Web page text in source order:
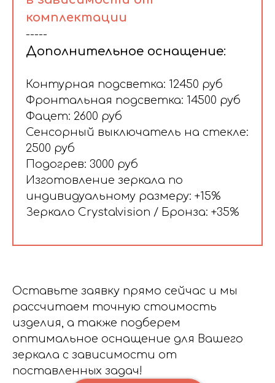
комплектации
-----
Дополнительное оснащение:
Контурная подсветка: 12450 руб
Фронтальная подсветка: 14500 руб
Фацет: 2600 руб
Сенсорный выключатель на стекле:
2500 руб
Подогрев: 3000 руб
Изготовление зеркала по
индивидуальному размеру: +15%
Зеркало Crystalvision / Бронза: +35%
Оставьте заявку прямо сейчас и мы
рассчитаем точную стоимость
изделия, а также подберем
оптимальное оснащение для Вашего
зеркала с зависимости от
поставленных задач!